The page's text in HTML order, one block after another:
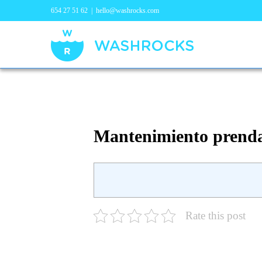
654 27 51 62 | hello@washrocks.com
Mantenimiento
Rate this post